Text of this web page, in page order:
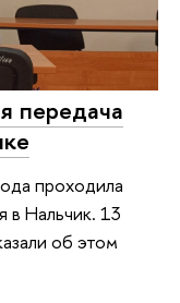
передача
проходила
в Нальчик. 13
об этом